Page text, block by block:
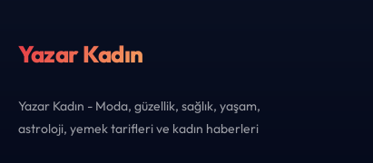
Yazar Kadın
Yazar Kadın - Moda, güzellik, sağlık, yaşam,
astroloji, yemek tarifleri ve kadın haberleri